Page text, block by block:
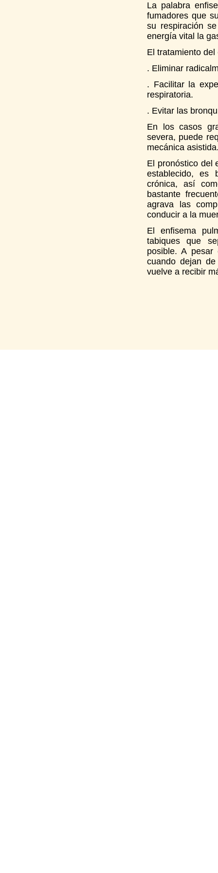
La palabra
fumadores que
su respiración
energía vital la
El tratamiento
. Eliminar
. Facilitar la
respiratoria.
. Evitar las
En los casos
severa, puede
mecánica
El pronóstico del
establecido, es
crónica, así
bastante
agrava las
conducir a la
El enfisema
tabiques que
posible. A
cuando dejan
vuelve a recibir